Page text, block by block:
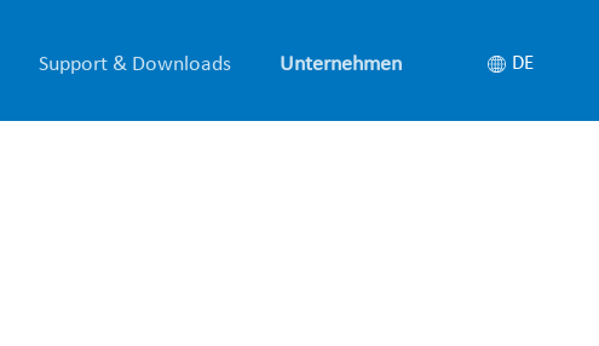
Support & Downloads Unternehmen DE